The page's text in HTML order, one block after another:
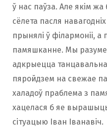
ў нас паўза. Але якім
сёлета пасля
прынялі ў філармоніі,
памяшканне. Мы
адкрыецца
пяройдзем на свежае
халадоў праблема з
хацелася б яе
сітуацыю Іван Іванавіч.